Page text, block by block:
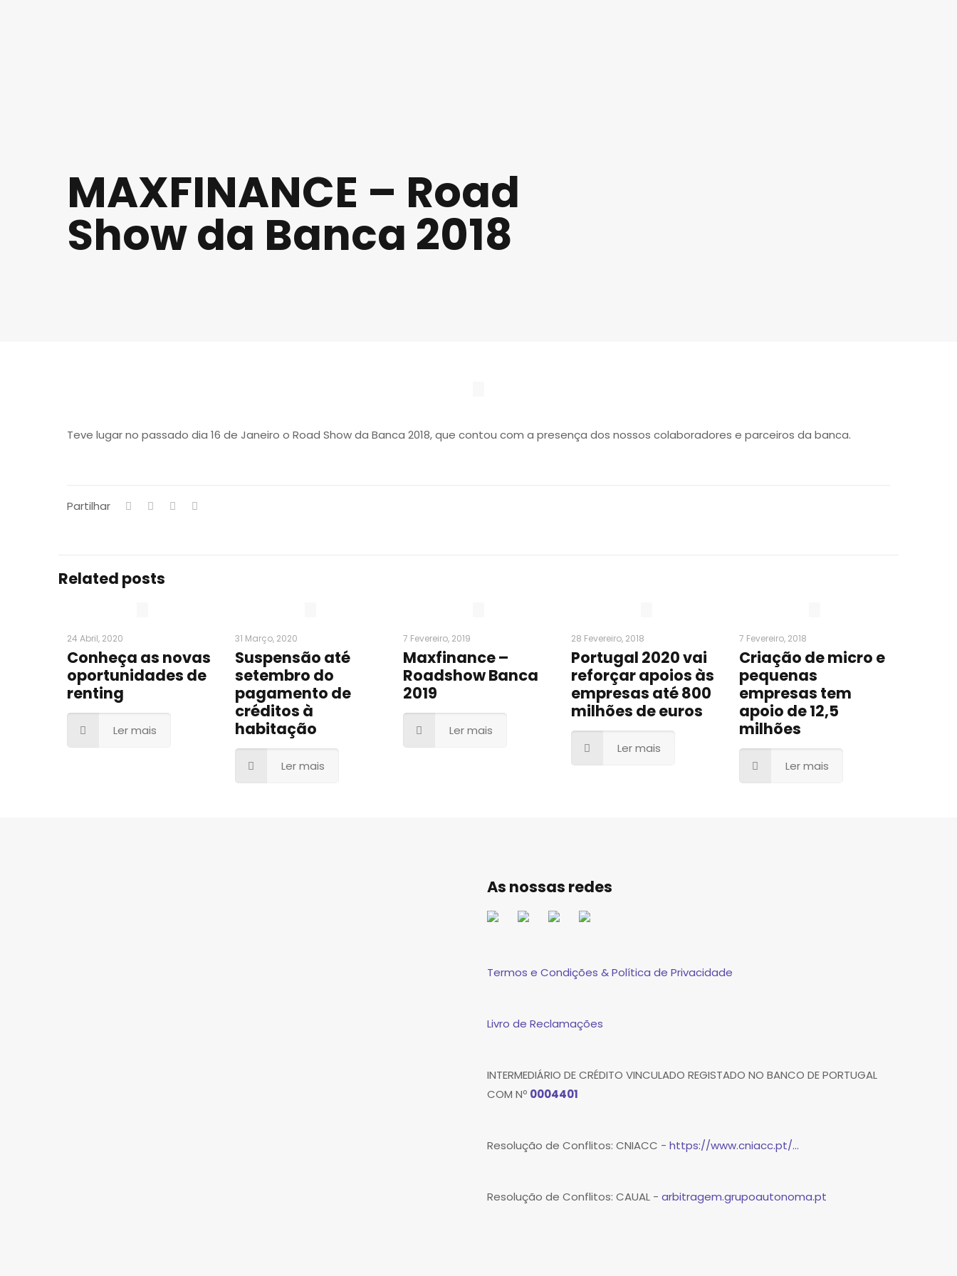
MAXFINANCE – Road
Show da Banca 2018
Teve lugar no passado dia 16 de Janeiro o Road Show da Banca 2018, que contou com a presença dos nossos colaboradores e parceiros da banca.
Partilhar
Related posts
24 Abril, 2020
Conheça as novas
oportunidades de
renting
Ler mais
31 Março, 2020
Suspensão até
setembro do
pagamento de
créditos à
habitação
Ler mais
7 Fevereiro, 2019
Maxfinance –
Roadshow Banca
2019
Ler mais
28 Fevereiro, 2018
Portugal 2020 vai
reforçar apoios às
empresas até 800
milhões de euros
Ler mais
7 Fevereiro, 2018
Criação de micro e
pequenas
empresas tem
apoio de 12,5
milhões
Ler mais
As nossas redes
Termos e Condições & Política de Privacidade
Livro de Reclamações
INTERMEDIÁRIO DE CRÉDITO VINCULADO REGISTADO NO BANCO DE PORTUGAL
COM Nº 0004401
Resolução de Conflitos: CNIACC - https://www.cniacc.pt/...
Resolução de Conflitos: CAUAL - arbitragem.grupoautonoma.pt